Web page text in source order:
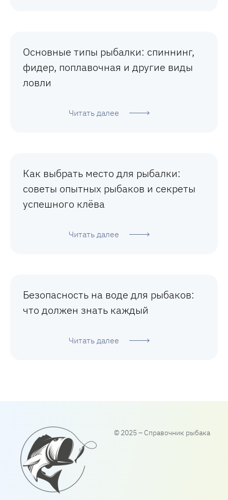
Основные типы рыбалки: спиннинг,
фидер, поплавочная и другие виды
ловли
Читать далее
Как выбрать место для рыбалки:
советы опытных рыбаков и секреты
успешного клёва
Читать далее
Безопасность на воде для рыбаков:
что должен знать каждый
Читать далее
© 2025 – Справочник рыбака